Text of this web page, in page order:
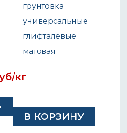
грунтовка
универсальные
глифталевые
матовая
кг